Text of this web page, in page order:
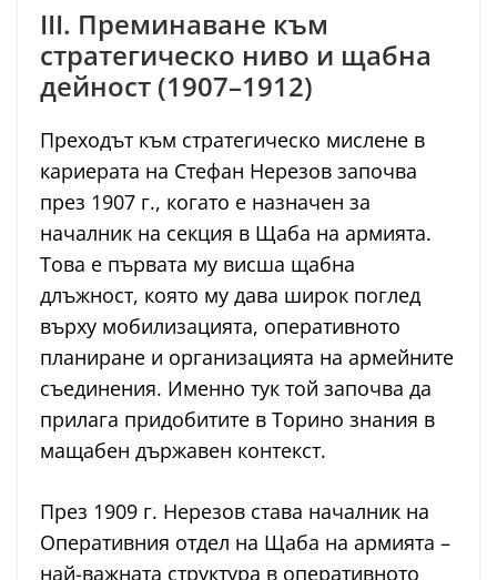
III. Преминаване към
стратегическо ниво и щабна
дейност (1907–1912)
Преходът към стратегическо мислене в
кариерата на Стефан Нерезов започва
през 1907 г., когато е назначен за
началник на секция в Щаба на армията.
Това е първата му висша щабна
длъжност, която му дава широк поглед
върху мобилизацията, оперативното
планиране и организацията на армейните
съединения. Именно тук той започва да
прилага придобитите в Торино знания в
мащабен държавен контекст.
През 1909 г. Нерезов става началник на
Оперативния отдел на Щаба на армията –
най-важната структура в оперативното